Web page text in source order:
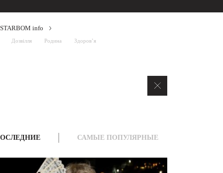
Дозвілля Родина Здоров’я
STARBOM info
САМЫЕ ПОПУЛЯРНЫЕ